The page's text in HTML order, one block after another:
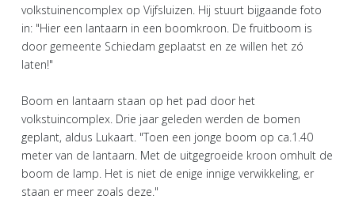
volkstuinencomplex op Vijfsluizen. Hij stuurt bijgaande foto
in: "Hier een lantaarn in een boomkroon. De fruitboom is
door gemeente Schiedam geplaatst en ze willen het zó
laten!"
Boom en lantaarn staan op het pad door het
volkstuincomplex. Drie jaar geleden werden de bomen
geplant, aldus Lukaart. "Toen een jonge boom op ca.1.40
meter van de lantaarn. Met de uitgegroeide kroon omhult de
boom de lamp. Het is niet de enige innige verwikkeling, er
staan er meer zoals deze."